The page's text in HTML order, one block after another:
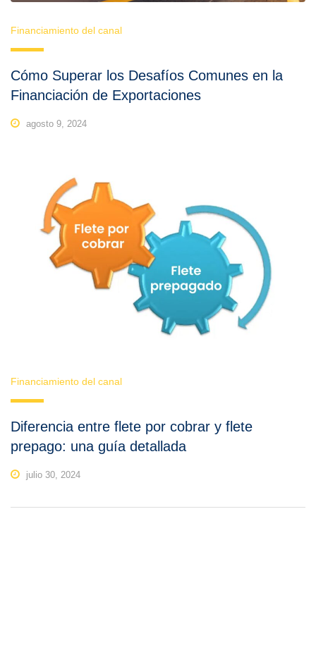
Financiamiento del canal
Cómo Superar los Desafíos Comunes en la
Financiación de Exportaciones
agosto 9, 2024
Financiamiento del canal
Diferencia entre flete por cobrar y flete
prepago: una guía detallada
julio 30, 2024